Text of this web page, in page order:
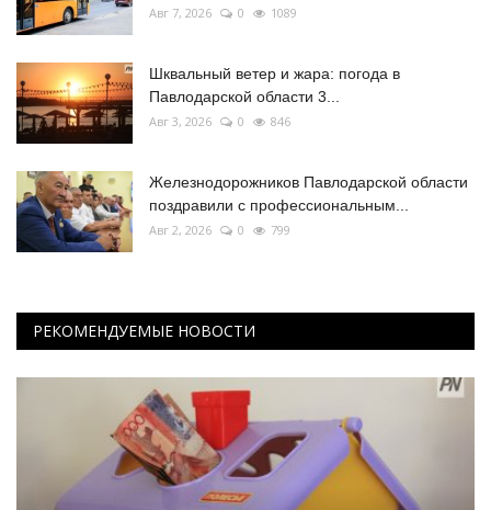
Авг 7, 2026 0 1089
Шквальный ветер и жара: погода в
Павлодарской области 3...
Авг 3, 2026 0 846
Железнодорожников Павлодарской области
поздравили с профессиональным...
Авг 2, 2026 0 799
РЕКОМЕНДУЕМЫЕ НОВОСТИ